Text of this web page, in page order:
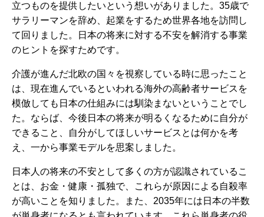
立つものを提供したいという想いがありました。35歳で
サラリーマンを辞め、起業をするため世界各地を訪問し
て回りました。日本の将来に対する不安を解消する事業
のヒントを探すためです。
介護が進んだ北欧の国々を視察している時に思ったこと
は、現在進んでいるといわれる海外の高齢者サービスを
模倣しても日本の仕組みには馴染まないということでし
た。ならば、今後日本の将来が明るくなるために自分が
できること、自分がしてほしいサービスとは何かを考
え、一から事業モデルを思案しました。
日本人の将来の不安として多くの方が認識されているこ
とは、お金・健康・孤独で、これらが原因による自殺率
が高いことを知りました。また、2035年には日本の半数